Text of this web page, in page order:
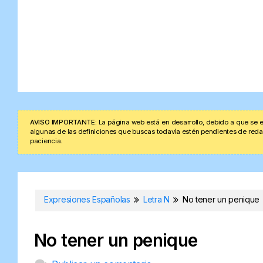
AVISO IMPORTANTE: La página web está en desarrollo, debido a que
algunas de las definiciones que buscas todavía estén pendientes de
paciencia.
Expresiones Españolas Letra N No tener un penique
No tener un penique